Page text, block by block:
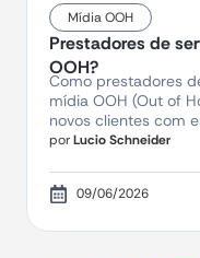
Mídia OOH
Prestadores de
OOH?
Como prestadores
mídia OOH (Out of
novos clientes com
porLucio Schneider
09/06/2026